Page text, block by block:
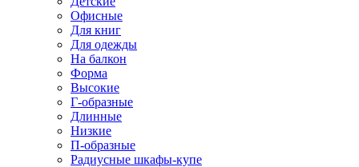
Офисные
Для книг
Для одежды
На балкон
Форма
Высокие
Г-образные
Длинные
Низкие
П-образные
Радиусные шкафы-купе